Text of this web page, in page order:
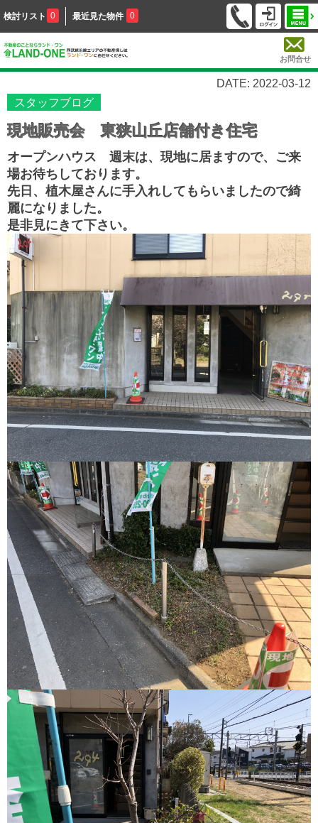
検討リスト 0 最近見た物件 0
お問合せ
DATE: 2022-03-12
スタッフブログ
現地販売会 東狭山丘店舗付き住宅
オープンハウス 週末は、現地に居ますので、ご来
場お待ちしております。
先日、植木屋さんに手入れしてもらいましたので綺
麗になりました。
是非見にきて下さい。